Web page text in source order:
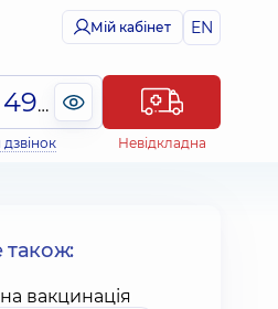
Мій кабінет EN
(044) 495-2-888
Невідкладна
також: